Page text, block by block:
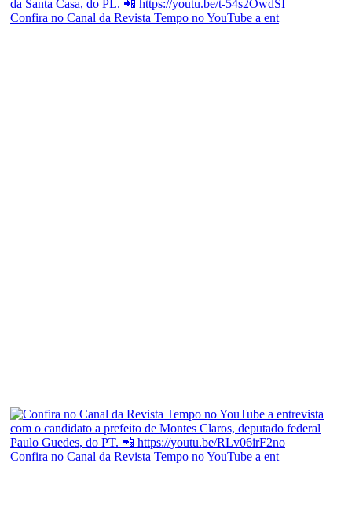
Confira no Canal da Revista Tempo no YouTube a ent
Confira no Canal da Revista Tempo no YouTube a ent